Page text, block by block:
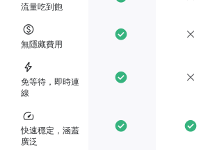
流量吃到飽
無隱藏費用
免等待，即時連
線
快速穩定，涵蓋
廣泛